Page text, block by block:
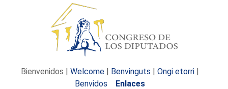
Bienvenidos | Welcome | Benvinguts | Ongi etorri |
Benvidos
Enlaces